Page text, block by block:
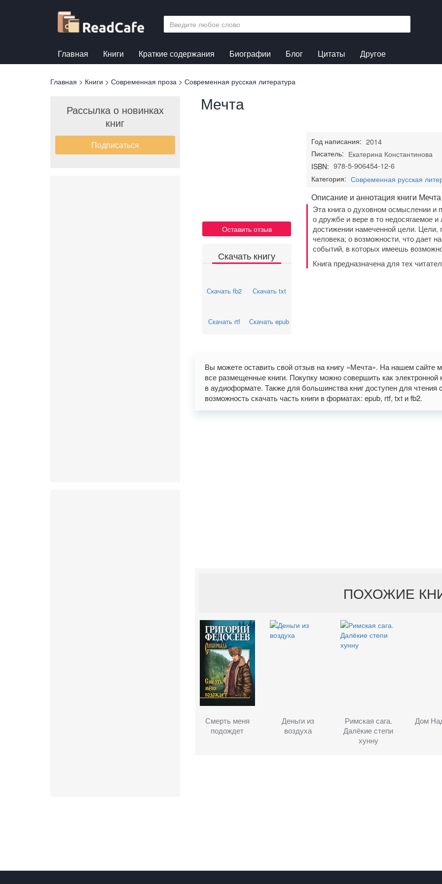
Главная Книги Краткие содержания Биографии Блог Цитаты Другое
Вы
Главная > Книги > Современная проза > Современная русская литература
Рассылка о новинках
книг
Подписаться
Мечта
Оставить отзыв
Скачать книгу
Скачать fb2 Скачать txt
Скачать rtf Скачать epub
Год написания: 2014
Писатель: Екатерина Константинова
ISBN: 978-5-906454-12-6
Категория: Современная русская
Описание и аннотация книги Мечта
Эта книга о духовном осмыслении и
о дружбе и вере в то недосягаемое
достижении намеченной цели. Цели,
человека; о возможности, что дает
событий, в которых имеешь
Книга предназначена для тех
Вы можете оставить свой отзыв на книгу «Мечта». На нашем сайте
все размещенные книги. Покупку можно совершить как электронной
в аудиоформате. Также для большинства книг доступен для чтения
возможность скачать часть книги в форматах: epub, rtf, txt и fb2.
ПОХОЖИЕ
Смерть меня
подождет
Деньги из
воздуха
Римская сага.
Далёкие степи
хунну
Дом